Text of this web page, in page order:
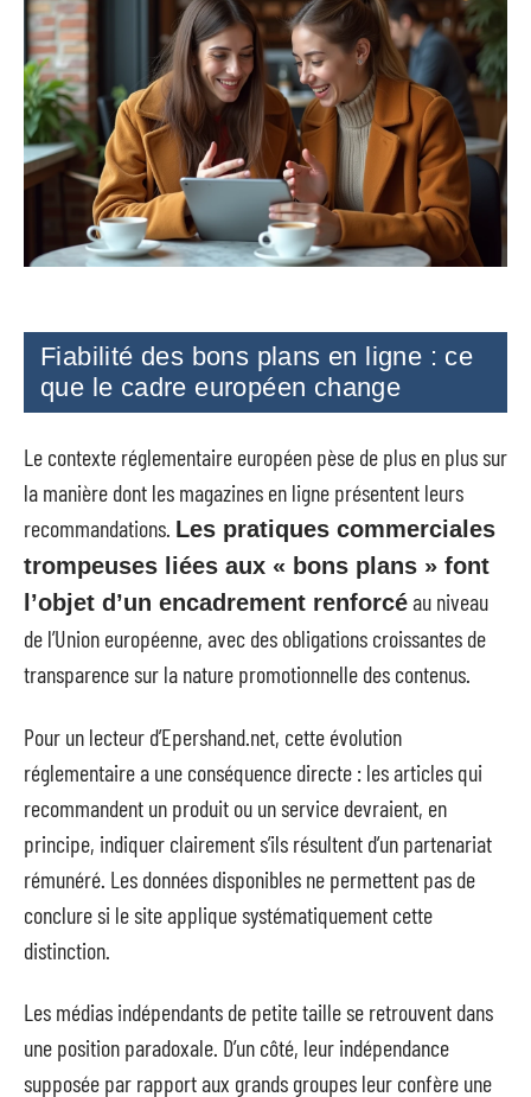
Fiabilité des bons plans en ligne : ce
que le cadre européen change
Le contexte réglementaire européen pèse de plus en plus sur
la manière dont les magazines en ligne présentent leurs
recommandations. Les pratiques commerciales
trompeuses liées aux « bons plans » font
l’objet d’un encadrement renforcéau niveau
de l’Union européenne, avec des obligations croissantes de
transparence sur la nature promotionnelle des contenus.
Pour un lecteur d’Epershand.net, cette évolution
réglementaire a une conséquence directe : les articles qui
recommandent un produit ou un service devraient, en
principe, indiquer clairement s’ils résultent d’un partenariat
rémunéré. Les données disponibles ne permettent pas de
conclure si le site applique systématiquement cette
distinction.
Les médias indépendants de petite taille se retrouvent dans
une position paradoxale. D’un côté, leur indépendance
supposée par rapport aux grands groupes leur confère une